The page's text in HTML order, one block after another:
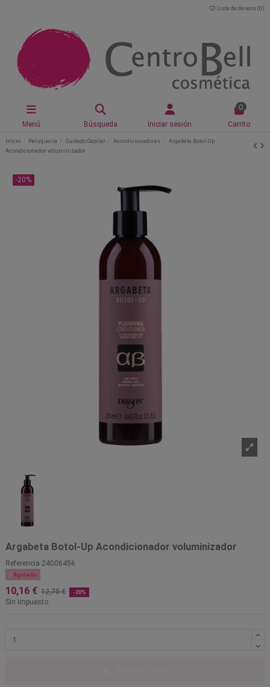
Lista de deseos (0 )
Menú Búsqueda Iniciar sesión
0
Carrito
Inicio Peluquería Cuidado Capilar Acondicionadores
Argabeta Botol-Up
Acondicionador voluminizador
-20%
Argabeta Botol-Up Acondicionador voluminizador
Referencia 24006456
 Agotado
10,16 € 12,70 € -20%
Sin impuesto